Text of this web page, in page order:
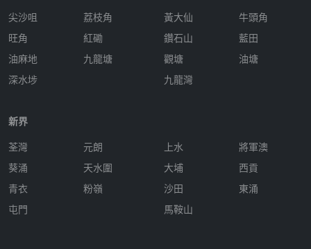
尖沙咀
旺角
油麻地
深水埗
荔枝角
紅磡
九龍塘
黃大仙
鑽石山
觀塘
九龍灣
牛頭角
藍田
油塘
新界
荃灣
葵涌
青衣
屯門
元朗
天水圍
粉嶺
上水
大埔
沙田
馬鞍山
將軍澳
西貢
東涌